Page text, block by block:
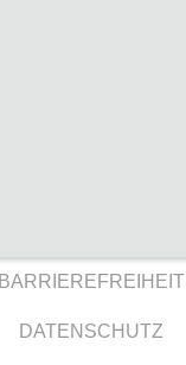
BARRIEREFREIHEIT
DATENSCHUTZ